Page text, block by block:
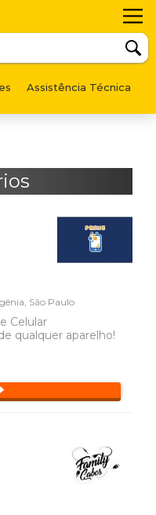
Assistência Técnica
São Paulo
Celular
qualquer aparelho!